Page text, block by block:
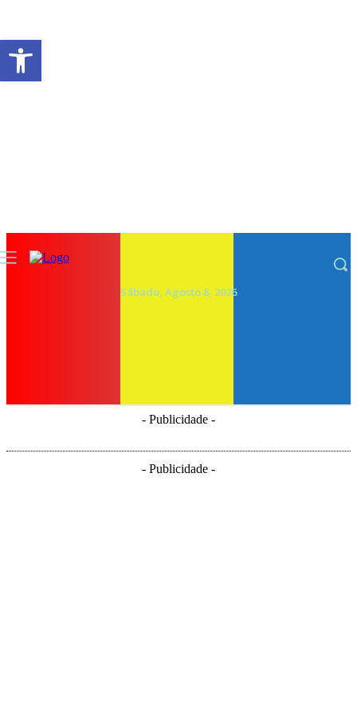
Sábado, Agosto 8, 2026
- Publicidade -
- Publicidade -
Abrir a barra de ferramentas